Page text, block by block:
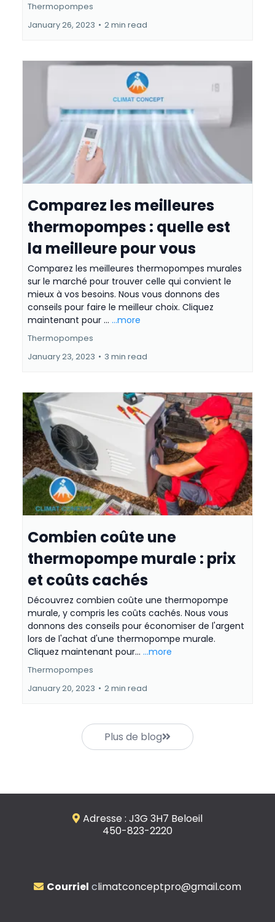
Thermopompes
January 26, 2023 • 2 min read
Comparez les meilleures
thermopompes : quelle est
la meilleure pour vous
Comparez les meilleures thermopompes murales
sur le marché pour trouver celle qui convient le
mieux à vos besoins. Nous vous donnons des
conseils pour faire le meilleur choix. Cliquez
maintenant pour ... ...more
Thermopompes
January 23, 2023 • 3 min read
Combien coûte une
thermopompe murale : prix
et coûts cachés
Découvrez combien coûte une thermopompe
murale, y compris les coûts cachés. Nous vous
donnons des conseils pour économiser de l'argent
lors de l'achat d'une thermopompe murale.
Cliquez maintenant pour... ...more
Thermopompes
January 20, 2023 • 2 min read
Plus de blog
Adresse : J3G 3H7 Beloeil
450-823-2220
Courriel climatconceptpro@gmail.com